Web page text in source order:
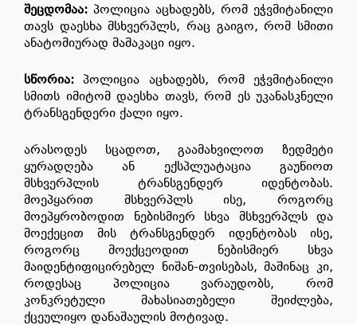
შეცდომაა: პოლიცია აცხადებს, რომ ეჭვმიტანილი
თავს დაესხა მსხვერპლს, რაც გაიგო, რომ სმითი
ანატომიურად მამაკაცი იყო.
სწორია: პოლიცია აცხადებს, რომ ეჭვმიტანილი
სმითს იმიტომ დაესხა თავს, რომ ეს უკანასკნელი
ტრანსგენდერი ქალი იყო.
არასოდეს სცადოთ, გაამახვილოთ ზედმეტი
ყურადღება ან ექსპლუატაცია გაუწიოთ
მსხვერპლის ტრანსგენდერ იდენტობას.
მოეპყარით მსხვერპლს ისე, როგორც
მოეპყრობოდით ნებისმიერ სხვა მსხვერპლს და
მოექეცით მის ტრანსგენდერ იდენტობას ისე,
როგორც მოექცეოდით ნებისმიერ სხვა
მაიდენტიფიცირებელ ნიშან-თვისებას, მაშინაც კი,
როდესაც პოლიცია ვარაუდობს, რომ
კონკრეტული მახასიათებელი შეიძლება,
ქცეულიყო დანაშაულის მოტივად.